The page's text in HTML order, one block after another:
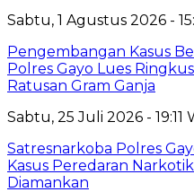
Sabtu, 1 Agustus 2026 -
Pengembangan Kasus
Polres Gayo Lues
Ratusan Gram Ganja
Sabtu, 25 Juli 2026 - 19:11
Satresnarkoba Polres
Kasus Peredaran
Diamankan